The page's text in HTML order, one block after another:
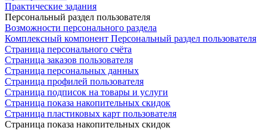
Практические задания
Персональный раздел пользователя
Возможности персонального раздела
Комплексный компонент Персональный раздел пользователя
Страница персонального счёта
Страница заказов пользователя
Страница персональных данных
Страница профилей пользователя
Страница подписок на товары и услуги
Страница показа накопительных скидок
Страница пластиковых карт пользователя
Страница показа накопительных скидок